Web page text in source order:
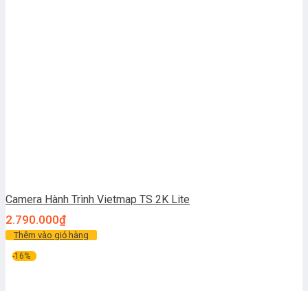
Camera Hành Trình Vietmap TS 2K Lite
2.790.000₫
Thêm vào giỏ hàng
-16%